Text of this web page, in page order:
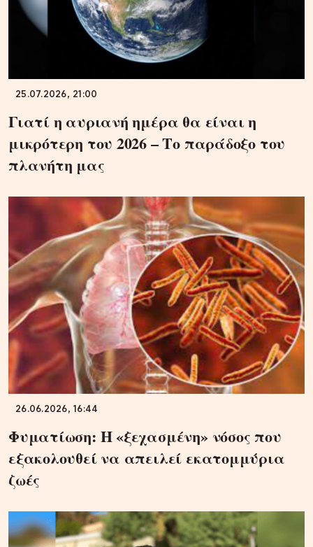
25.07.2026, 21:00
Γιατί η αυριανή ημέρα θα είναι η
μικρότερη του 2026 – Το παράδοξο του
πλανήτη μας
26.06.2026, 16:44
Φυματίωση: Η «ξεχασμένη» νόσος που
εξακολουθεί να απειλεί εκατομμύρια
ζωές